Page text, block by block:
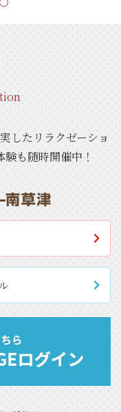
したリラクゼーショ
も随時開催中！